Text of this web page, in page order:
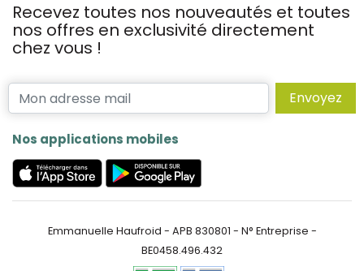
Recevez toutes nos nouveautés et toutes
nos offres en exclusivité directement
chez vous !
Envoyez
Nos applications mobiles
Emmanuelle Haufroid - APB 830801 - N° Entreprise -
BE0458.496.432